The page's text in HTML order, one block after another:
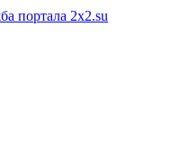
портала 2x2.su